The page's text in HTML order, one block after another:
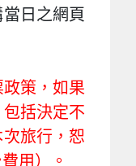
日之網頁
政策，如果
括決定不
旅行，恕
用）。